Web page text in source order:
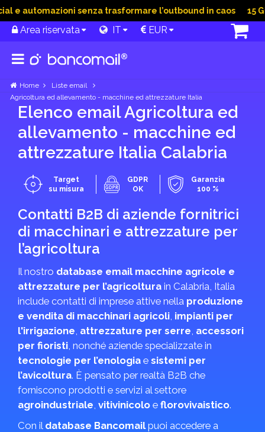
automazioni senza trasformare l’outbound in caos 15 Giu
Area riservata IT EUR
Home
Liste email
Agricoltura ed allevamento - macchine ed attrezzature Italia
Elenco email Agricoltura ed
allevamento - macchine ed
attrezzature Italia Calabria
Target
su misura
GDPR
OK
Garanzia
100 %
Contatti B2B di aziende fornitrici
di macchinari e attrezzature per
l’agricoltura
Il nostro database email macchine agricole e
attrezzature per l’agricoltura in Calabria, Italia
include contatti di imprese attive nella produzione
e vendita di macchinari agricoli, impianti per
l'irrigazione, attrezzature per serre, accessori
per fioristi, nonché aziende specializzate in
tecnologie per l’enologia e sistemi per
l’avicoltura. È pensato per realtà B2B che
forniscono prodotti e servizi al settore
agroindustriale, vitivinicolo e florovivaistico.
Con il database Bancomailpuoi accedere a